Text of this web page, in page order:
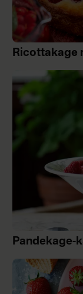
Ricottakage
Pandekage-